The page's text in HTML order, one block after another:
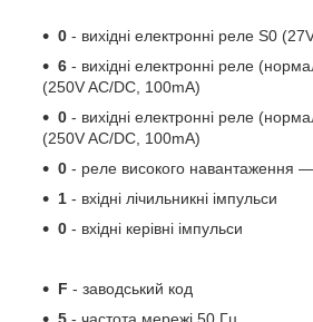
0 - вихідні електронні реле S0
6 - вихідні електронні реле
(250V AC/DC, 100mA)
0 - вихідні електронні реле
(250V AC/DC, 100mA)
0 - реле високого навантаження
1 - вхідні лічильникні імпульси
0 - вхідні керівні імпульси
F - заводський код
5 - частота мережі 50 Гц